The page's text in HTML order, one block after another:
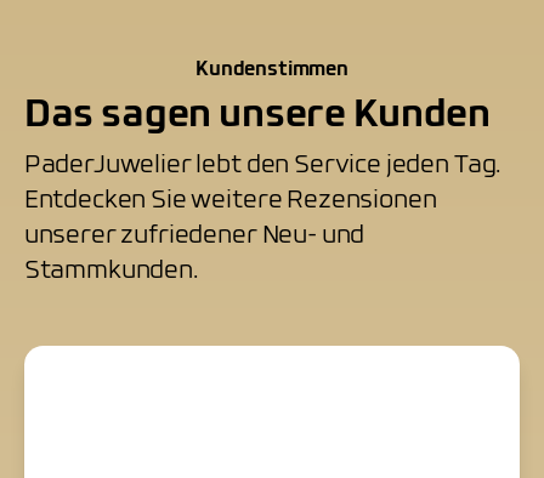
Kundenstimmen
Das sagen unsere Kunden
PaderJuwelier lebt den Service jeden Tag.
Entdecken Sie weitere Rezensionen
unserer zufriedener Neu- und
Stammkunden.